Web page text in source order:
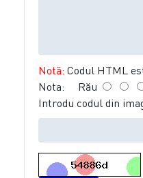
Notă: Codul HTML
Nota: Rău
Introdu codul din